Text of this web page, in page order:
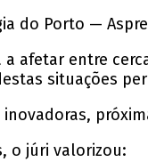
do Porto —
afetar entre
situações
o júri valorizou: